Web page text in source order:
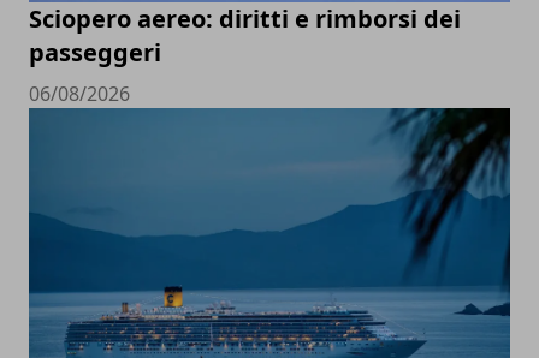
Sciopero aereo: diritti e rimborsi dei
passeggeri
06/08/2026